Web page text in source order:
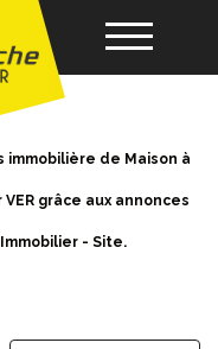
-
de Maison à
grâce aux annonces
- Site.